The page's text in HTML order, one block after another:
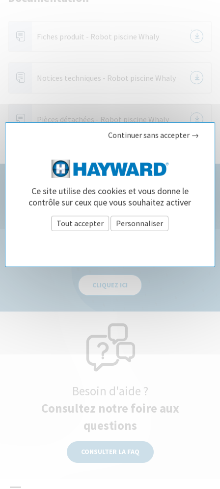
Fiches produit - Robot piscine Whaly
Notices techniques - Robot piscine Whaly
Pièces détachées - Robot piscine Whaly
Configurateur Robots
CLIQUEZ ICI
Besoin d'aide ?
Consultez notre foire aux
questions
CONSULTER LA FAQ
Ce site utilise des cookies et vous donne le
contrôle sur ceux que vous souhaitez activer
Tout accepter
Continuer sans accepter →
Personnaliser